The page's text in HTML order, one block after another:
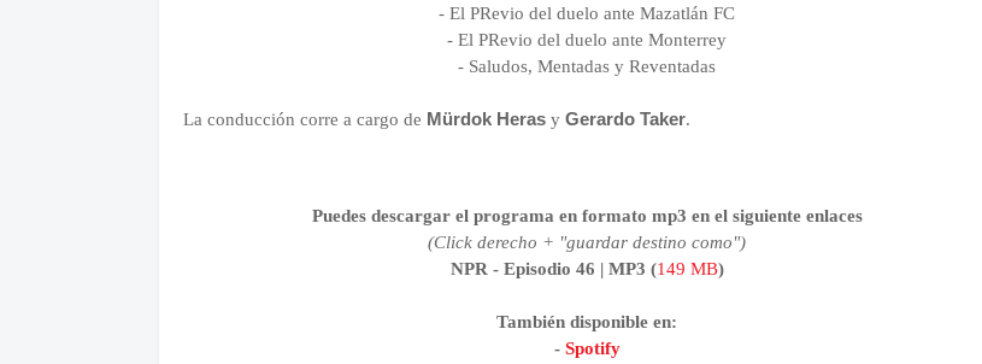
- El PRevio del duelo ante Mazatlán FC
- El PRevio del duelo ante Monterrey
- Saludos, Mentadas y Reventadas
La conducción corre a cargo de Mürdok Heras y Gerardo Taker.
Puedes descargar el programa en formato mp3 en el siguiente enlaces
(Click derecho + "guardar destino como")
NPR - Episodio 46 | MP3 (149 MB)
También disponible en:
- Spotify